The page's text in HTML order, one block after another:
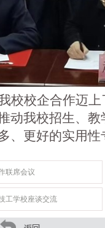
校校企合作迈
动我校招生、
、更好的实用性
联席会议
工学校座谈交流